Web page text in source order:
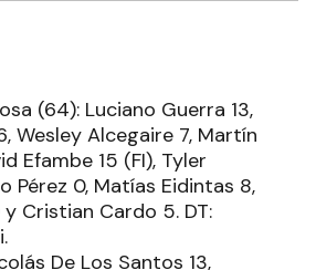
(64): Luciano Guerra 13,
Wesley Alcegaire 7, Martín
Efambe 15 (FI), Tyler
Pérez 0, Matías Eidintas 8,
Cristian Cardo 5. DT:
De Los Santos 13,